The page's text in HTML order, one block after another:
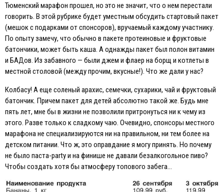
Тюменский марафон прошел, но это не значит, что о нем перестали
говорить. В этой рубрике будет уместным обсудить стартовый пакет
(мешок с подарками от спонсоров), вручаемый каждому участнику.
По опыту замечу, что обычно в пакете протеиновые и фруктовые
батончики, может быть каша. А однажды пакет был полон витамин
и БАДов. Из забавного — были джем и флаер на борщ и котлеты в
местной столовой (между прочим, вкусные!). Что же дали у нас?
Колбасу! А еще соленый арахис, семечки, сухарики, чай и фруктовый
батончик. Причем пакет для детей абсолютно такой же. Будь мне
пять лет, мне бы в жизни не позволили притронуться ни к чему из
этого. Разве только к сладкому чаю. Очевидно, спонсоры местного
марафона не специализируются ни на правильном, ни тем более на
детском питании. Что ж, это оправдание я могу принять. Но почему
не было паста-party и на финише не давали безалкогольное пиво?
Чтобы создать хотя бы атмосферу топового забега…